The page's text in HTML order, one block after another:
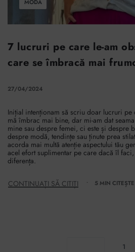
MODĂ
7 lucruri pe care le-am
care se îmbracă mai
27/04/2024
Inițial intenționam să scriu doar lucruri pe
mă îmbrac mai bine, dar mi-am dat
mine sau despre femei, ci este și despre
despre modă, tendințe sau ținute prea
acorda mai multă atenție aspectului tău
acel efort suplimentar pe care dacă îl
diferența.
CONTINUAȚI SĂ CITIȚI 5 MIN CITEȘTE
1